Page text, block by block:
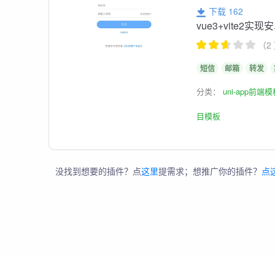
下载 162
vue3+vite2实现
（
短信 邮箱 转发
分类：uni-app前端模
目模板
没找到想要的插件？点这里提需求；想推广你的插件？ 点